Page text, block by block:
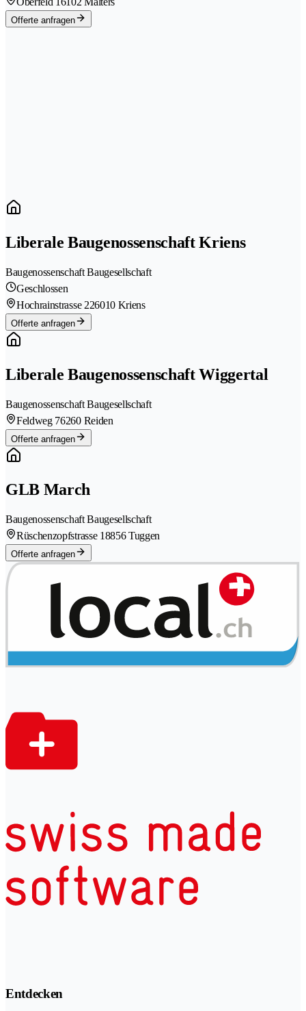
Offerte anfragen
Liberale Baugenossenschaft Kriens
Baugenossenschaft Baugesellschaft
Geschlossen
Hochrainstrasse 226010 Kriens
Offerte anfragen
Liberale Baugenossenschaft Wiggertal
Baugenossenschaft Baugesellschaft
Feldweg 76260 Reiden
Offerte anfragen
GLB March
Baugenossenschaft Baugesellschaft
Rüschenzopfstrasse 18856 Tuggen
Offerte anfragen
Entdecken